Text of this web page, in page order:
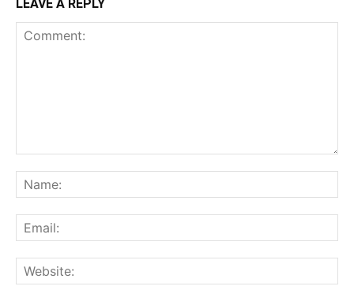
LEAVE A REPLY